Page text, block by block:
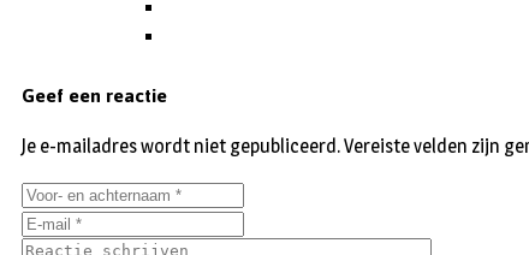
Geef een reactie
Je e-mailadres wordt niet gepubliceerd.Vereiste velden zijn